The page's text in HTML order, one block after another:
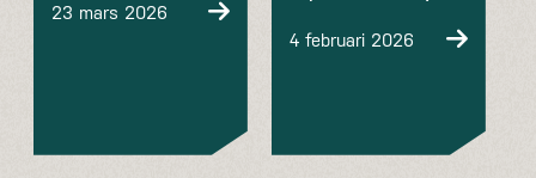
23 mars 2026
4 februari 2026